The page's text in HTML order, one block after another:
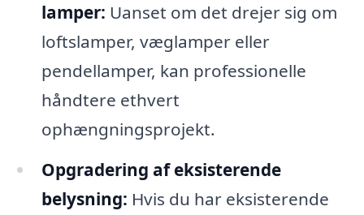
lamper: Uanset om det drejer sig om
loftslamper, væglamper eller
pendellamper, kan professionelle
håndtere ethvert
ophængningsprojekt.
Opgradering af eksisterende
belysning: Hvis du har eksisterende